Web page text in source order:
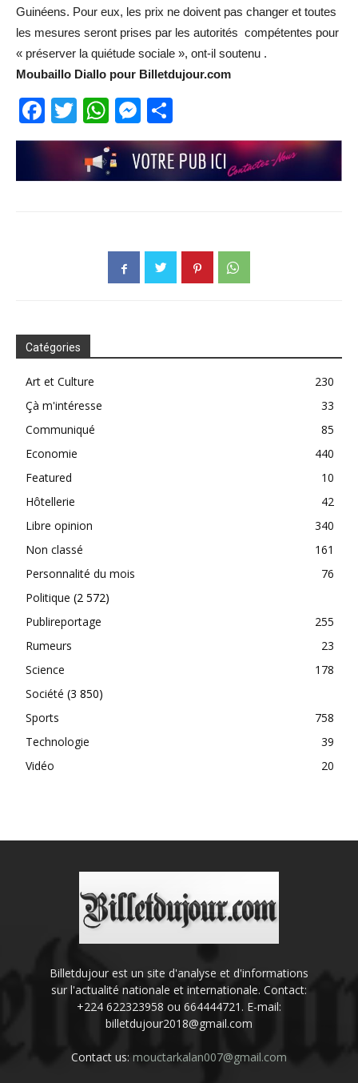
Guinéens. Pour eux, les prix ne doivent pas changer et toutes
les mesures seront prises par les autorités compétentes pour
« préserver la quiétude sociale », ont-il soutenu .
Moubaillo Diallo pour Billetdujour.com
Facebook
TwitterWhatsApp
Messenger
Catégories
Art et Culture
230
Çà m'intéresse
33
Communiqué
85
Economie
440
Featured
10
Hôtellerie
42
Libre opinion
340
Non classé
161
Personnalité du mois
76
Politique (2 572)
Publireportage
255
Rumeurs
23
Science
178
Société (3 850)
Sports
758
Technologie
39
Vidéo
20
Billetdujour est un site d'analyse et d'informations
sur l'actualité nationale et internationale. Contact:
+224 622323958 ou 664444721. E-mail:
billetdujour2018@gmail.com
Contact us: mouctarkalan007@gmail.com